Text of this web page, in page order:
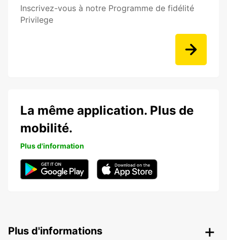
Inscrivez-vous à notre Programme de fidélité
Privilege
La même application. Plus de
mobilité.
Plus d'information
Plus d'informations